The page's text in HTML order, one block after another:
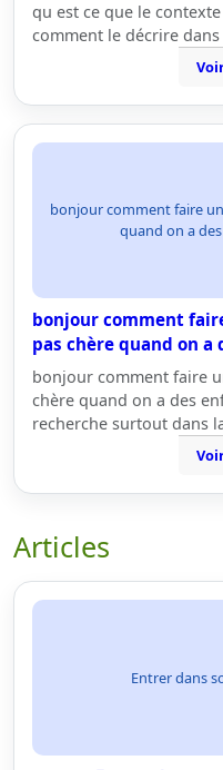
qu est ce que le
comment le décrire
bonjour comment faire
quand on a
bonjour comment
pas chère quand on a
bonjour comment faire
chère quand on a des
recherche surtout dans
Articles
Entrer dans